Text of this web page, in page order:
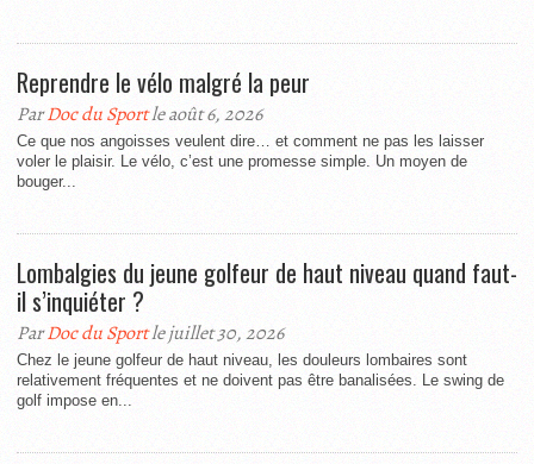
Reprendre le vélo malgré la peur
ParDoc du Sportle août 6, 2026
Ce que nos angoisses veulent dire… et comment ne pas les laisser
voler le plaisir. Le vélo, c’est une promesse simple. Un moyen de
bouger...
Lombalgies du jeune golfeur de haut niveau quand faut-
il s’inquiéter ?
ParDoc du Sportle juillet 30, 2026
Chez le jeune golfeur de haut niveau, les douleurs lombaires sont
relativement fréquentes et ne doivent pas être banalisées. Le swing de
golf impose en...